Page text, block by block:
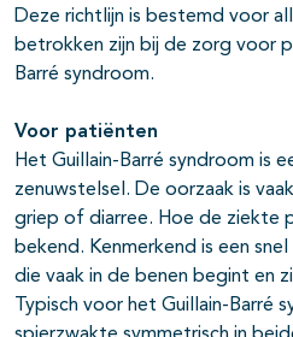
Deze richtlijn is bestemd voor
betrokken zijn bij de zorg voor
Barré syndroom.
Voor patiënten
Het Guillain-Barré syndroom is
zenuwstelsel. De oorzaak is
griep of diarree. Hoe de ziekte
bekend. Kenmerkend is een
die vaak in de benen begint en
Typisch voor het Guillain-Barré